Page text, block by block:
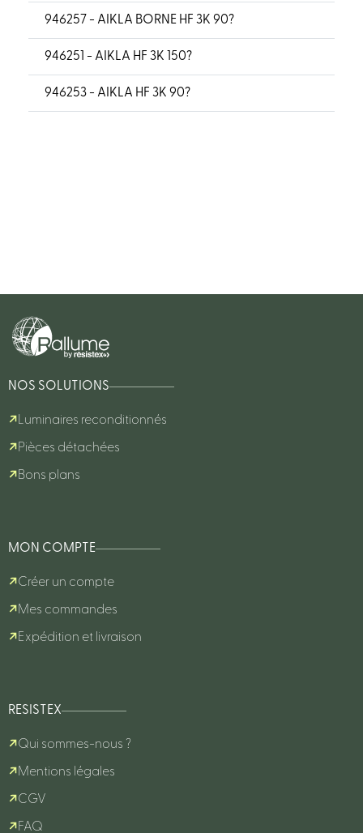
946257 - AIKLA BORNE HF 3K 90?
946251 - AIKLA HF 3K 150?
946253 - AIKLA HF 3K 90?
NOS SOLUTIONS
Luminaires reconditionnés
Pièces détachées
Bons plans
MON COMPTE
Créer un compte
Mes commandes
Expédition et livraison
RESISTEX
Qui sommes-nous ?
Mentions légales
CGV
FAQ